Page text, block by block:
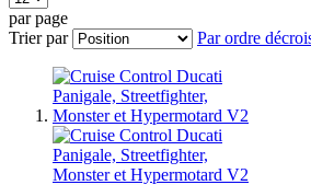
par page
Trier par
Par ordre